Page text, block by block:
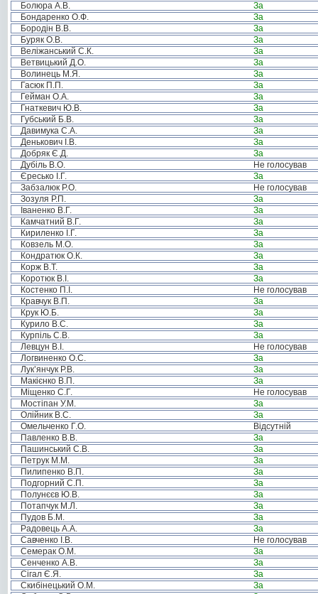
Болюра А.В.
За
Бондаренко О.Ф.
За
Бородін В.В.
За
Буряк О.В.
За
Веліжанський С.К.
За
Ветвицький Д.О.
За
Волинець М.Я.
За
Гасюк П.П.
За
Гейман О.А.
За
Гнаткевич Ю.В.
За
Губський Б.В.
За
Давимука С.А.
За
Денькович І.В.
За
Добряк Є.Д.
За
Дубіль В.О.
Не голосував
Єресько І.Г.
За
Забзалюк Р.О.
Не голосував
Зозуля Р.П.
За
Іваненко В.Г.
За
Камчатний В.Г.
За
Кириленко І.Г.
За
Ковзель М.О.
За
Кондратюк О.К.
За
Корж В.Т.
За
Коротюк В.І.
За
Костенко П.І.
Не голосував
Кравчук В.П.
За
Крук Ю.Б.
За
Курило В.С.
За
Курпіль С.В.
За
Левцун В.І.
Не голосував
Логвиненко О.С.
За
Лук’янчук Р.В.
За
Макієнко В.П.
За
Міщенко С.Г.
Не голосував
Мостіпан У.М.
За
Олійник В.С.
За
Омельченко Г.О.
Відсутній
Павленко В.В.
За
Пашинський С.В.
За
Петрук М.М.
За
Пилипенко В.П.
За
Подгорний С.П.
За
Полунєєв Ю.В.
За
Потапчук М.Л.
За
Пудов Б.М.
За
Радовець А.А.
За
Савченко І.В.
Не голосував
Семерак О.М.
За
Сенченко А.В.
За
Сігал Є.Я.
За
Скибінецький О.М.
За